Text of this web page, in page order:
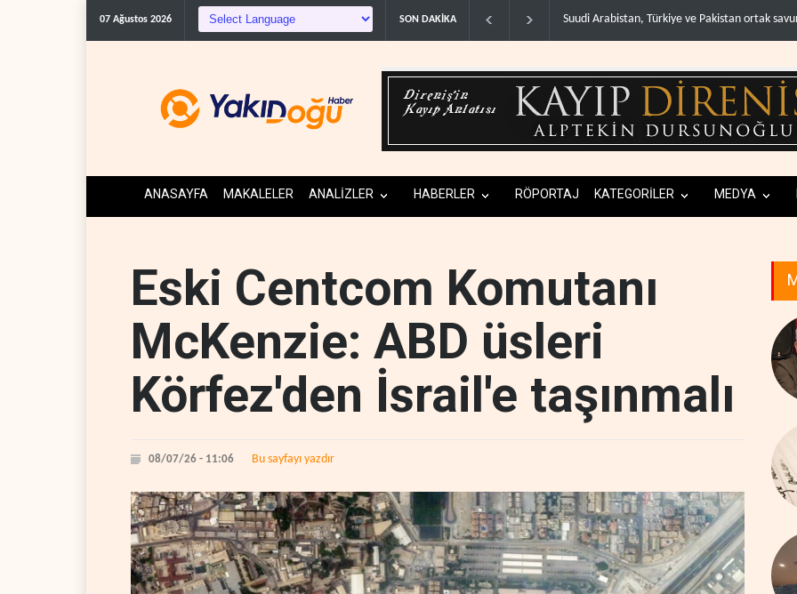
07 Ağustos 2026 SON DAKİKA ABD, Suudi Arabistan'dan petrol ithalatını 40
ANASAYFA MAKALELER ANALİZLER HABERLER RÖPORTAJ KATEGORİLER MEDYA
Eski Centcom Komutanı
McKenzie: ABD üsleri
Körfez'den İsrail'e taşınmalı
08/07/26 - 11:06 Bu sayfayı yazdır